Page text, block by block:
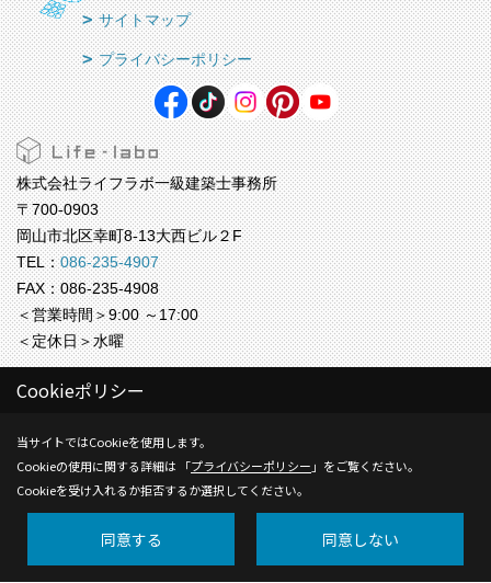
サイトマップ
プライバシーポリシー
株式会社ライフラボ一級建築士事務所
〒700-0903
岡山市北区幸町8-13大西ビル２F
TEL：086-235-4907
FAX：086-235-4908
＜営業時間＞9:00 ～17:00
＜定休日＞水曜
株式会社ライフラボ【福岡事務所】
福岡市博多区綱場町4-11 ５F
TEL：092-409-9809
＜営業時間＞9:00 ～17:00
＜定休日＞水曜
Cookieポリシー
当サイトではCookieを使用します。
Cookieの使用に関する詳細は 「プライバシーポリシー 」をご覧ください。
Cookieを受け入れるか拒否するか選択してください。
同意する 同意しない